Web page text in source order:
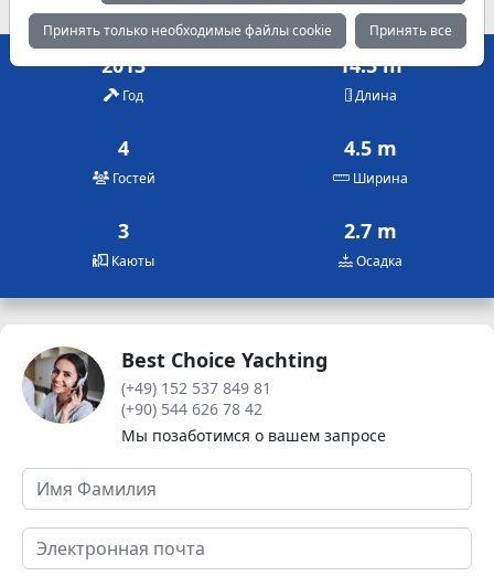
2013
Год
14.5 m
Длина
4
Гостей
4.5 m
Ширина
3
Каюты
2.7 m
Осадка
Best Choice Yachting
(+49) 152 537 849 81
(+90) 544 626 78 42
Мы позаботимся о вашем запросе
Принять только необходимые файлы cookie Принять все